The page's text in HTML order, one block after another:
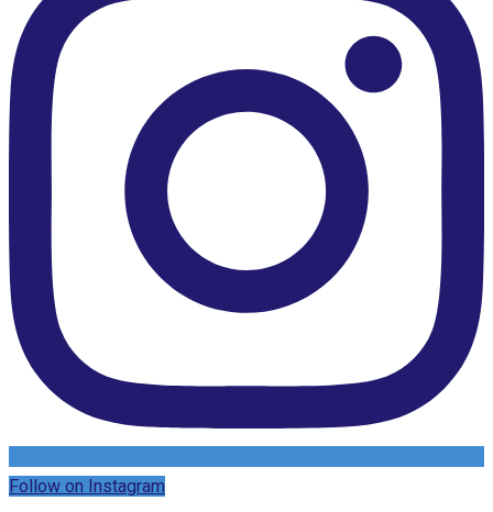
Follow on Instagram